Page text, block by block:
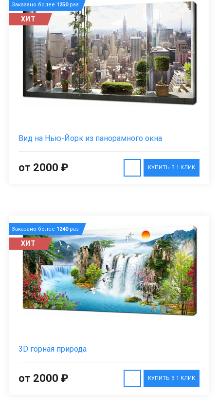
Заказано более 1250раз
ХИТ
Вид на Нью-Йорк из панорамного окна
КУПИТЬ В 1 КЛИК
от 2000 ₽
Заказано более 1240раз
ХИТ
3D горная природа
КУПИТЬ В 1 КЛИК
от 2000 ₽